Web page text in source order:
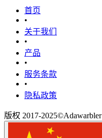
首页
•
关于我们
•
产品
•
‎服务条款‎
•
隐私政策
版权 2017-2025©Adawarbler